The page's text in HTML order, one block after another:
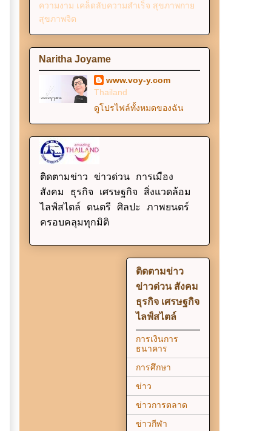
ความงาม เคล็ดลับความสำเร็จ สุขภาพกาย
สุขภาพจิต
Naritha Joyame
www.voy-y.com
Thailand
ดูโปรไฟล์ทั้งหมดของฉัน
ติดตามข่าว ข่าวด่วน การเมือง
สังคม ธุรกิจ เศรษฐกิจ สิ่งแวดล้อม
ไลฟ์สไตล์ ดนตรี ศิลปะ ภาพยนตร์
ครอบคลุมทุกมิติ
ติดตามข่าว
ข่าวด่วน สังคม
ธุรกิจ เศรษฐกิจ
ไลฟ์สไตล์
การเงินการ
ธนาคาร
การศึกษา
ข่าว
ข่าวการตลาด
ข่าวกีฬา